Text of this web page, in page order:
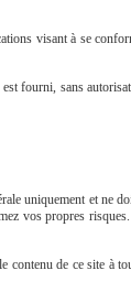
visant à se
fourni, sans
uniquement et ne
vos propres
de ce site à